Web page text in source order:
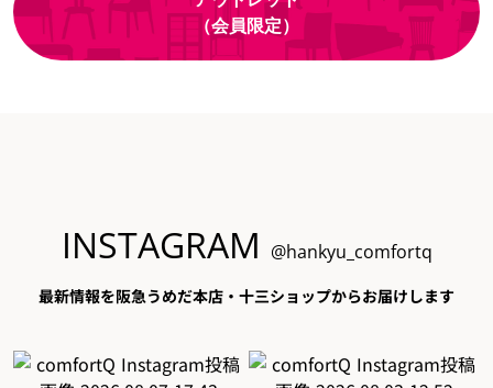
（会員限定）
INSTAGRAM @hankyu_comfortq
最新情報を阪急うめだ本店・十三ショップからお届けします